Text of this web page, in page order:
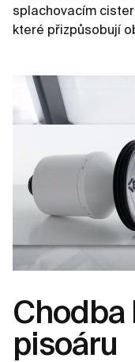
splachovacím
které přizpůsobují
Chodba
pisoáru